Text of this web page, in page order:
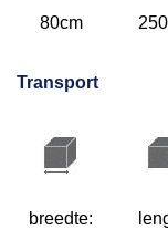
80cm
Transport
breedte: